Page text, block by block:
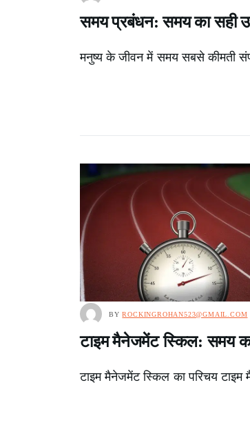
समय प्रबंधन: समय का सही
मनुष्य के जीवन में समय सबसे कीमती
BYROCKINGROHAN523@GMAIL.COM
टाइम मैनेजमेंट स्किल: समय
टाइम मैनेजमेंट स्किल का परिचय